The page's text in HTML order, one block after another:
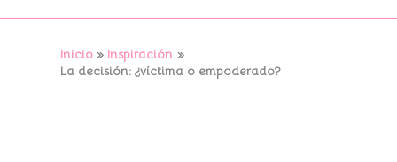
Inicio
Inspiración
La decisión: ¿víctima o empoderado?